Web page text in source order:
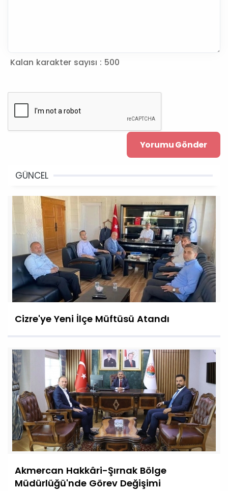
Kalan karakter sayısı : 500
GÜNCEL
Cizre'ye Yeni İlçe Müftüsü Atandı
Akmercan Hakkâri-Şırnak Bölge
Müdürlüğü'nde Görev Değişimi